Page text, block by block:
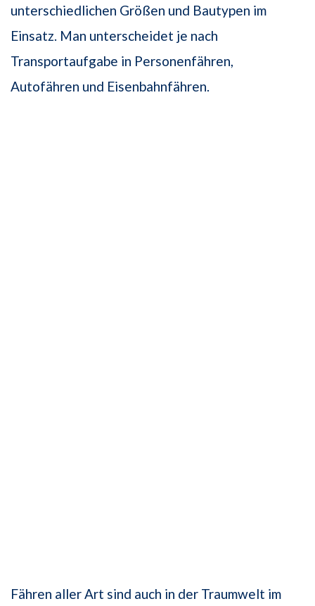
unterschiedlichen Größen und Bautypen im
Einsatz. Man unterscheidet je nach
Transportaufgabe in Personenfähren,
Autofähren und Eisenbahnfähren.
Fähren aller Art sind auch in der Traumwelt im